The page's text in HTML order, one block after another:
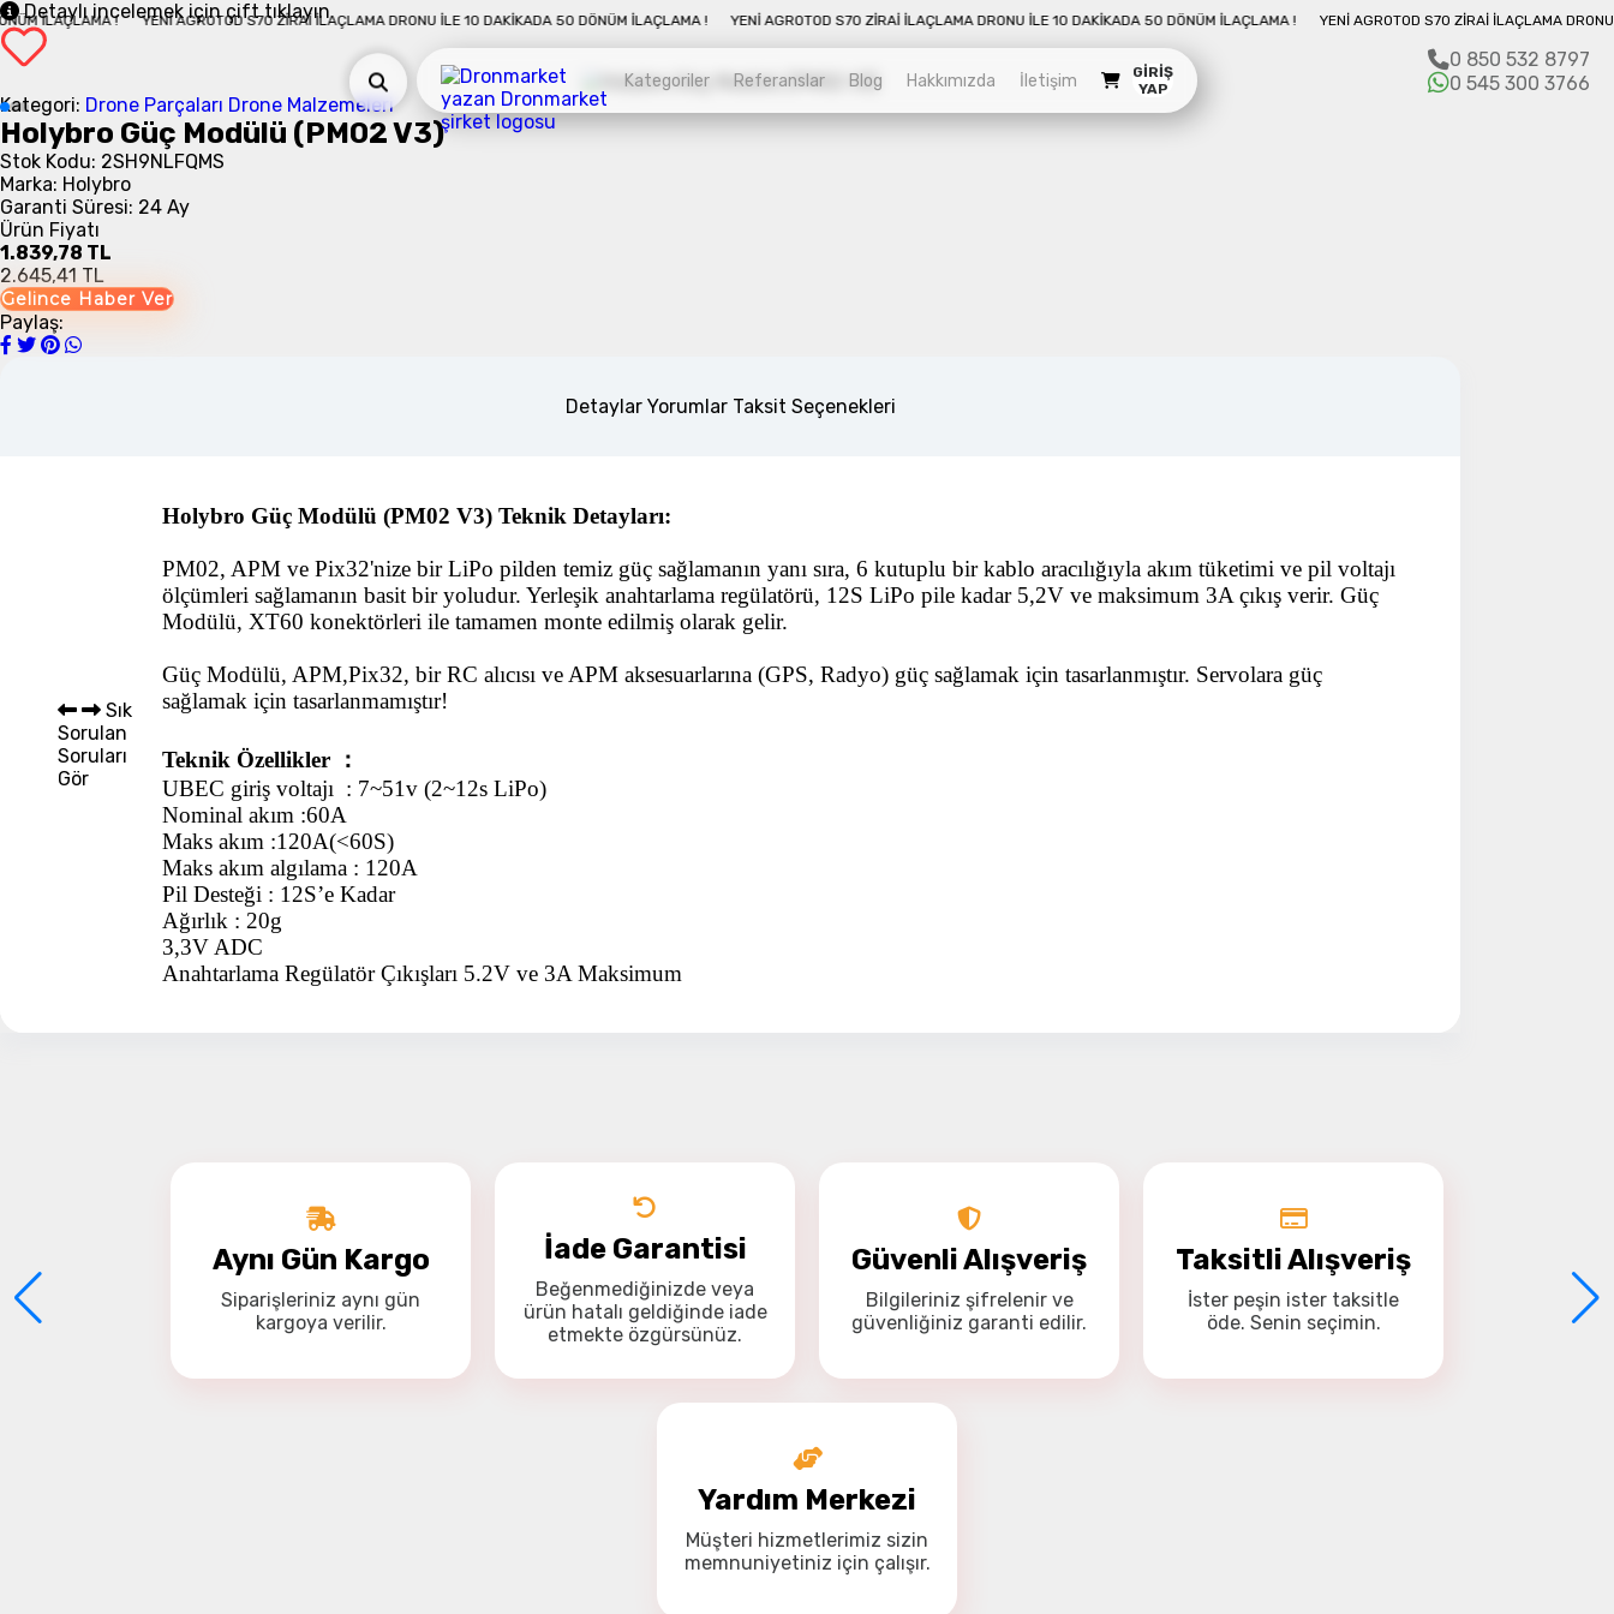
! YENI AGROTOD S70 ZIRAI İLAÇLAMA DRONU İLE 10 DAKIKADA 50 DÖNÜM İLAÇLAMA ! YENI AGROTOD S70 ZIRAI İLAÇLAMA DRONU İLE 10 DAKIKADA 50 DÖNÜM İLAÇLAMA ! YENI AGROTOD S70 ZIRAI İLAÇLAMA DRONU İLE 10
Kategoriler
Haritalama Dronları
Su Altı Drone
DJI Drone
Alt kategorileri görmek için hemen tıklayın.
İHA Drone Pilot Eğitimleri
Ürünleri görmek için hemen tıklayın.
Referanslar Blog Hakkımızda İletişim
Sepet Detayı Ödemeye Geç
GIRIŞ
YAP
0 850 532 8797
0 545 300 3766
Detaylı incelemek için çift tıklayın
Kategori: Drone Parçaları Drone Malzemeleri
Holybro Güç Modülü (PM02 V3)
Stok Kodu: 2SH9NLFQMS
Marka: Holybro
Garanti Süresi: 24 Ay
Ürün Fiyatı
1.839,78 TL
2.645,41 TL
Gelince Haber Ver
Paylaş:
Detaylar Yorumlar Taksit Seçenekleri
Sık
Sorulan
Soruları
Gör
Holybro Güç Modülü (PM02 V3) Teknik Detayları:
PM02, APM ve Pix32'nize bir LiPo pilden temiz güç sağlamanın yanı sıra, 6 kutuplu bir kablo aracılığıyla akım tüketimi ve pil voltajı
ölçümleri sağlamanın basit bir yoludur. Yerleşik anahtarlama regülatörü, 12S LiPo pile kadar 5,2V ve maksimum 3A çıkış verir. Güç
Modülü, XT60 konektörleri ile tamamen monte edilmiş olarak gelir.
Güç Modülü, APM,Pix32, bir RC alıcısı ve APM aksesuarlarına (GPS, Radyo) güç sağlamak için tasarlanmıştır. Servolara güç
sağlamak için tasarlanmamıştır!
Teknik Özellikler ：
UBEC giriş voltajı : 7~51v (2~12s LiPo)
Nominal akım :60A
Maks akım :120A(<60S)
Maks akım algılama : 120A
Pil Desteği : 12S’e Kadar
Ağırlık : 20g
3,3V ADC
Anahtarlama Regülatör Çıkışları 5.2V ve 3A Maksimum
Bu ürüne ilk yorumu siz yapın!
Yorum Yaz
Aynı Gün Kargo
Siparişleriniz aynı gün
kargoya verilir.
İade Garantisi
Beğenmediğinizde veya
ürün hatalı geldiğinde iade
etmekte özgürsünüz.
Güvenli Alışveriş
Bilgileriniz şifrelenirve
güvenliğiniz garanti edilir.
Taksitli Alışveriş
İster peşin ister taksitle
öde. Senin seçimin.
Yardım Merkezi
Müşteri hizmetlerimiz sizin
memnuniyetiniz için çalışır.